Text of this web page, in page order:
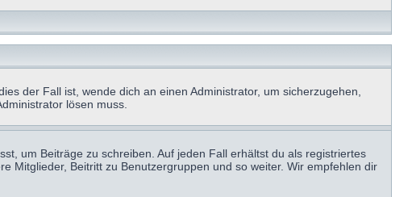
der Fall ist, wende dich an einen Administrator, um sicherzugehen,
lösen muss.
um Beiträge zu schreiben. Auf jeden Fall erhältst du als registriertes
Mitglieder, Beitritt zu Benutzergruppen und so weiter. Wir empfehlen dir